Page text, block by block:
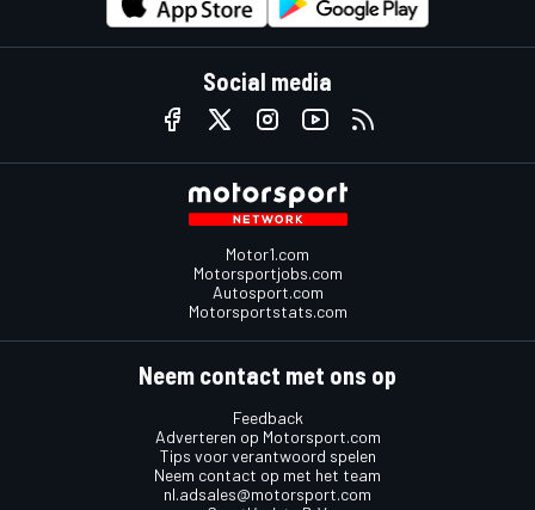
Social media
Motor1.com
Motorsportjobs.com
Autosport.com
Motorsportstats.com
Neem contact met ons op
Feedback
Adverteren op Motorsport.com
Tips voor verantwoord spelen
Neem contact op met het team
nl.adsales@motorsport.com